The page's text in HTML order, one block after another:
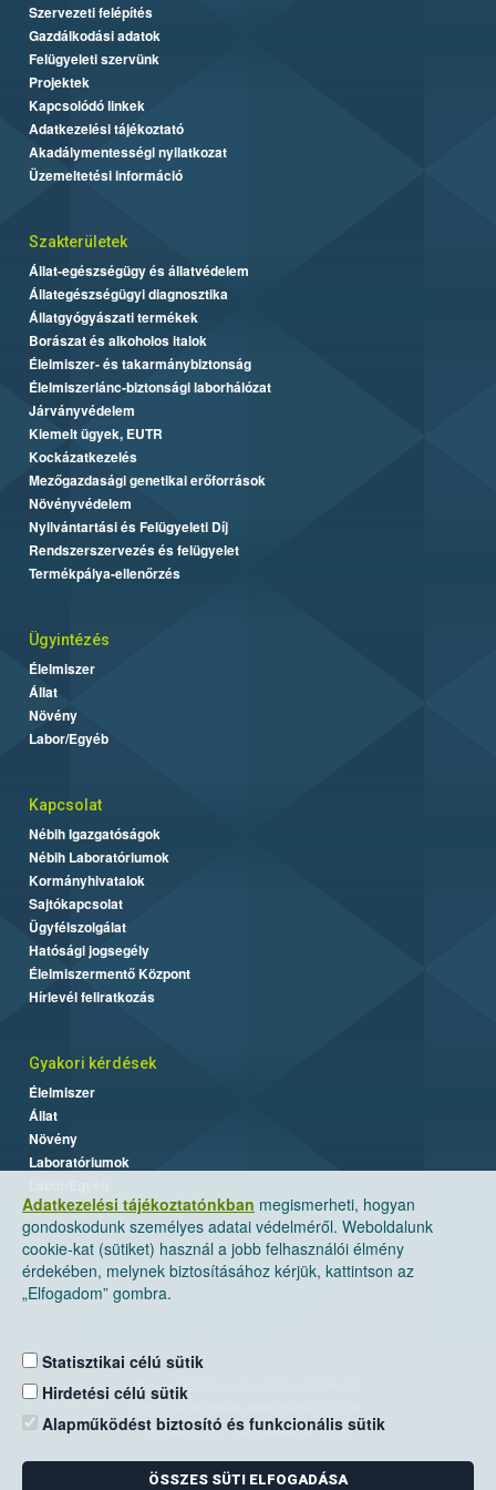
Adatkezelési tájékoztatónkban megismerheti, hogyan
gondoskodunk személyes adatai védelméről. Weboldalunk
cookie-kat (sütiket) használ a jobb felhasználói élmény
érdekében, melynek biztosításához kérjük, kattintson az
„Elfogadom” gombra.
Statisztikai célú sütik
Hirdetési célú sütik
Alapműködést biztosító és funkcionális sütik
ÖSSZES SÜTI ELFOGADÁSA
Szervezeti felépítés
Gazdálkodási adatok
Felügyeleti szervünk
Projektek
Kapcsolódó linkek
Adatkezelési tájékoztató
Akadálymentességi nyilatkozat
Üzemeltetési információ
Szakterületek
Állat-egészségügy és állatvédelem
Állategészségügyi diagnosztika
Állatgyógyászati termékek
Borászat és alkoholos italok
Élelmiszer- és takarmánybiztonság
Élelmiszerlánc-biztonsági laborhálózat
Járványvédelem
Kiemelt ügyek, EUTR
Kockázatkezelés
Mezőgazdasági genetikai erőforrások
Növényvédelem
Nyilvántartási és Felügyeleti Díj
Rendszerszervezés és felügyelet
Termékpálya-ellenőrzés
Ügyintézés
Élelmiszer
Állat
Növény
Labor/Egyéb
Kapcsolat
Nébih Igazgatóságok
Nébih Laboratóriumok
Kormányhivatalok
Sajtókapcsolat
Ügyfélszolgálat
Hatósági jogsegély
Élelmiszermentő Központ
Hírlevél feliratkozás
Gyakori kérdések
Élelmiszer
Állat
Növény
Laboratóriumok
Nemzeti Élelmiszerlánc-biztonsági Hivatal
Levelezési cím: 1525 Budapest. Pf. 30.